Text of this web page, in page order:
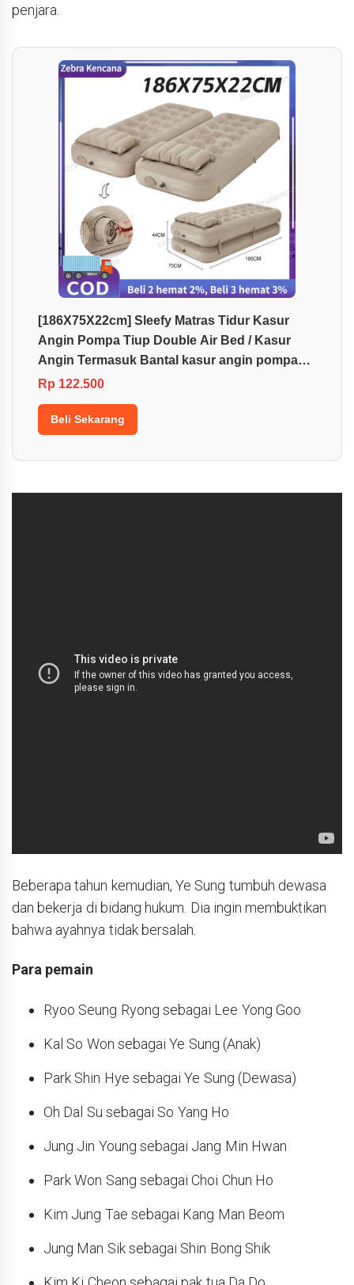
penjara.
Beberapa tahun kemudian, Ye Sung tumbuh dewasa
dan bekerja di bidang hukum. Dia ingin membuktikan
bahwa ayahnya tidak bersalah.
Para pemain
Ryoo Seung Ryong sebagai Lee Yong Goo
Kal So Won sebagai Ye Sung (Anak)
Park Shin Hye sebagai Ye Sung (Dewasa)
Oh Dal Su sebagai So Yang Ho
Jung Jin Young sebagai Jang Min Hwan
Park Won Sang sebagai Choi Chun Ho
Kim Jung Tae sebagai Kang Man Beom
Jung Man Sik sebagai Shin Bong Shik